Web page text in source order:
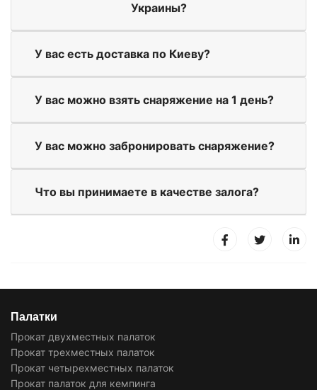
Украины?
У вас есть доставка по Киеву?
У вас можно взять снаряжение на 1 день?
У вас можно забронировать снаряжение?
Что вы принимаете в качестве залога?
Палатки
Прокат двухместных палаток
Прокат трехместных палаток
Прокат четырехместных палаток
Прокат палаток для кемпинга